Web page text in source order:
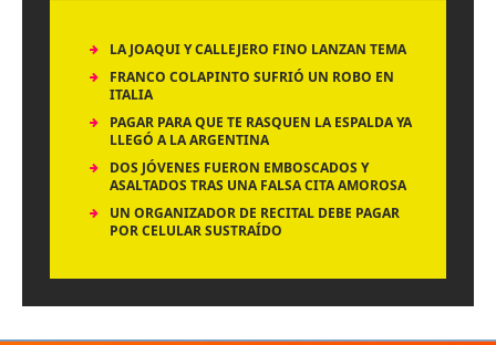
LA JOAQUI Y CALLEJERO FINO LANZAN TEMA
FRANCO COLAPINTO SUFRIÓ UN ROBO EN
ITALIA
PAGAR PARA QUE TE RASQUEN LA ESPALDA YA
LLEGÓ A LA ARGENTINA
DOS JÓVENES FUERON EMBOSCADOS Y
ASALTADOS TRAS UNA FALSA CITA AMOROSA
UN ORGANIZADOR DE RECITAL DEBE PAGAR
POR CELULAR SUSTRAÍDO